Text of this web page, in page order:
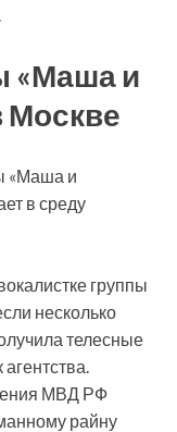
«Маша и
Москве
«Маша и
в среду
группы
несколько
телесные
МВД РФ
райну